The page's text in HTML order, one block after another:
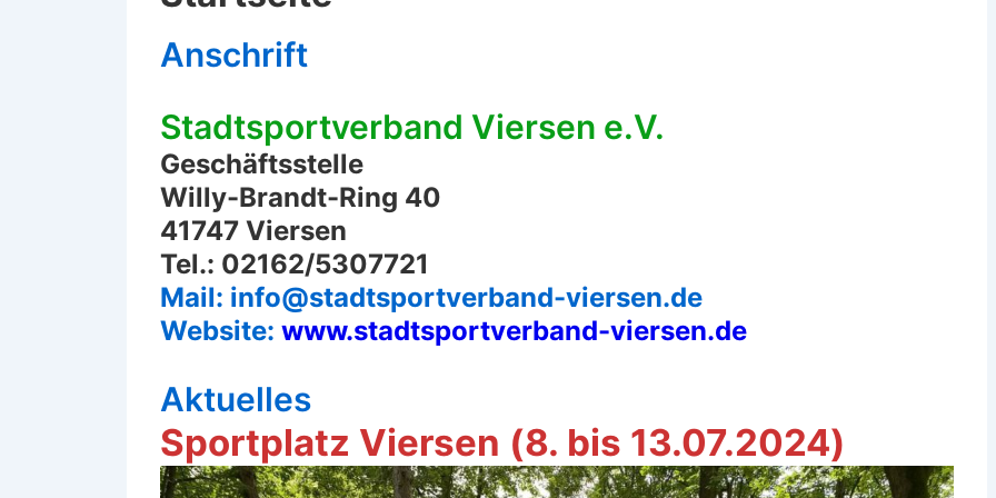
Anschrift
Stadtsportverband Viersen e.V.
Geschäftsstelle
Willy-Brandt-Ring 40
41747 Viersen
Tel.: 02162/5307721
Mail: info@stadtsportverband-viersen.de
Website: www.stadtsportverband-viersen.de
Aktuelles
Sportplatz Viersen (8. bis 13.07.2024)